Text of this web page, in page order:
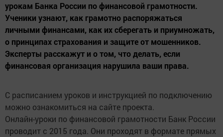
урокам Банка России по финансовой грамотности.
Ученики узнают, как грамотно распоряжаться
личными финансами, как их сберегать и приумножать,
о принципах страхования и защите от мошенников.
Эксперты расскажут и о том, что делать, если
финансовая организация нарушила ваши права.
С расписанием уроков и инструкцией по подключению
можно ознакомиться на сайте проекта.
Онлайн-уроки по финансовой грамотности Банк России
проводит с 2015 года. Они проходят в формате прямых